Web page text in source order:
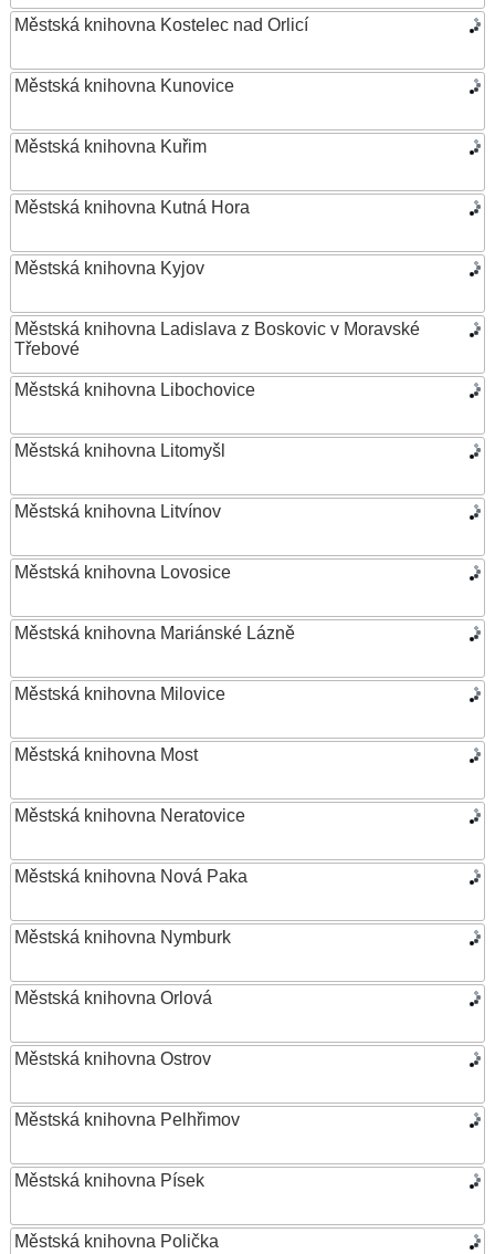
Městská knihovna Kostelec nad Orlicí
Městská knihovna Kunovice
Městská knihovna Kuřim
Městská knihovna Kutná Hora
Městská knihovna Kyjov
Městská knihovna Ladislava z Boskovic v Moravské
Třebové
Městská knihovna Libochovice
Městská knihovna Litomyšl
Městská knihovna Litvínov
Městská knihovna Lovosice
Městská knihovna Mariánské Lázně
Městská knihovna Milovice
Městská knihovna Most
Městská knihovna Neratovice
Městská knihovna Nová Paka
Městská knihovna Nymburk
Městská knihovna Orlová
Městská knihovna Ostrov
Městská knihovna Pelhřimov
Městská knihovna Písek
Městská knihovna Polička